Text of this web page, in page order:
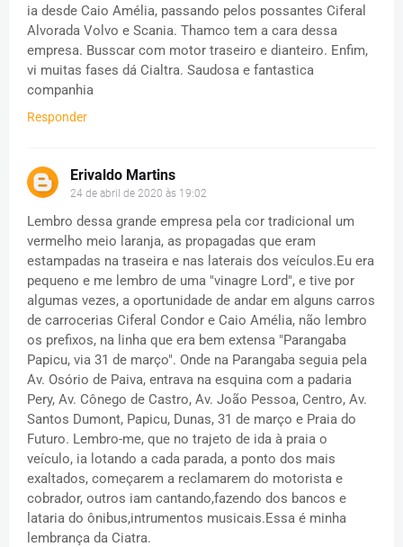
ia desde Caio Amélia, passando pelos possantes Ciferal
Alvorada Volvo e Scania. Thamco tem a cara dessa
empresa. Busscar com motor traseiro e dianteiro. Enfim,
vi muitas fases dá Cialtra. Saudosa e fantastica
companhia
Responder
Erivaldo Martins
24 de abril de 2020 às 19:02
Lembro dessa grande empresa pela cor tradicional um
vermelho meio laranja, as propagadas que eram
estampadas na traseira e nas laterais dos veículos.Eu era
pequeno e me lembro de uma "vinagre Lord", e tive por
algumas vezes, a oportunidade de andar em alguns carros
de carrocerias Ciferal Condor e Caio Amélia, não lembro
os prefixos, na linha que era bem extensa "Parangaba
Papicu, via 31 de março". Onde na Parangaba seguia pela
Av. Osório de Paiva, entrava na esquina com a padaria
Pery, Av. Cônego de Castro, Av. João Pessoa, Centro, Av.
Santos Dumont, Papicu, Dunas, 31 de março e Praia do
Futuro. Lembro-me, que no trajeto de ida à praia o
veículo, ia lotando a cada parada, a ponto dos mais
exaltados, começarem a reclamarem do motorista e
cobrador, outros iam cantando,fazendo dos bancos e
lataria do ônibus,intrumentos musicais.Essa é minha
lembrança da Ciatra.